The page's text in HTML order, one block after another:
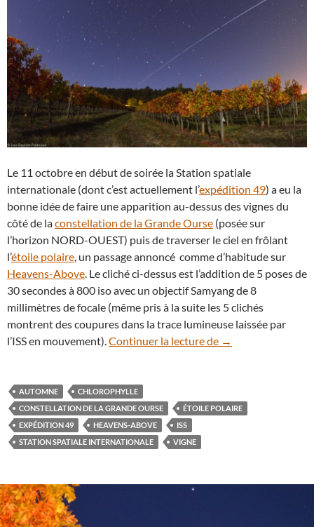
Le 11 octobre en début de soirée la Station spatiale
internationale (dont c’est actuellement l’expédition 49) a eu la
bonne idée de faire une apparition au-dessus des vignes du
côté de laconstellation de la Grande Ourse (posée sur
l’horizon NORD-OUEST) puis de traverser le ciel en frôlant
l’étoile polaire , un passage annoncé comme d’habitude sur
Heavens-Above . Le cliché ci-dessus est l’addition de 5 poses de
30 secondes à 800 iso avec un objectif Samyang de 8
millimètres de focale (même pris à la suite les 5 clichés
montrent des coupures dans la trace lumineuse laissée par
l’ISS en mouvement). Continuer la lecture de Des vignes aux
→
AUTOMNE
CHLOROPHYLLE
CONSTELLATION DE LA GRANDE OURSE
ÉTOILE POLAIRE
EXPÉDITION 49
HEAVENS-ABOVE
ISS
STATION SPATIALE INTERNATIONALE
VIGNE